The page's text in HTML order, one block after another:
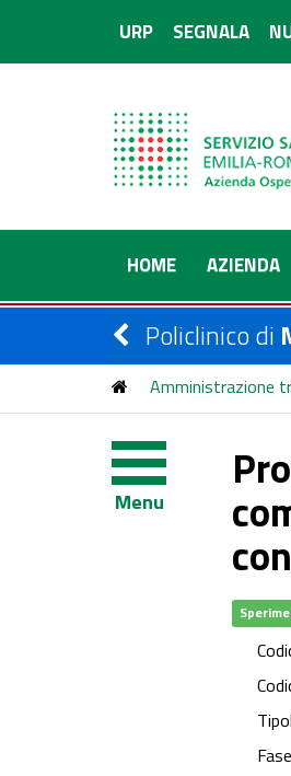
URP SEGNALA
HOME AZIENDA
Policlinico di
Amministrazione
Menu